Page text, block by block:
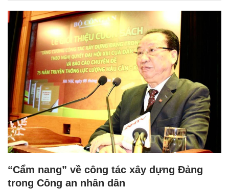
“Cẩm nang” về công tác xây dựng Đảng
trong Công an nhân dân